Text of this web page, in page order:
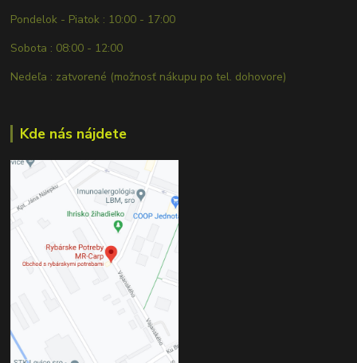
Pondelok - Piatok : 10:00 - 17:00
Sobota : 08:00 - 12:00
Nedeľa : zatvorené (možnosť nákupu po tel. dohovore)
Kde nás nájdete